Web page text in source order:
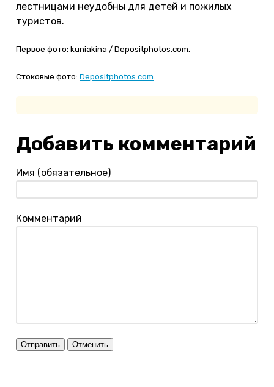
лестницами неудобны для детей и пожилых
туристов.
Первое фото: kuniakina / Depositphotos.com.
Стоковые фото: Depositphotos.com.
Добавить комментарий
Имя (обязательное)
Комментарий
Отправить Отменить